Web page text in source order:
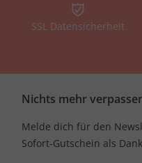
SSL Datensicherheit
Nichts mehr
Melde dich für den
Sofort-Gutschein als